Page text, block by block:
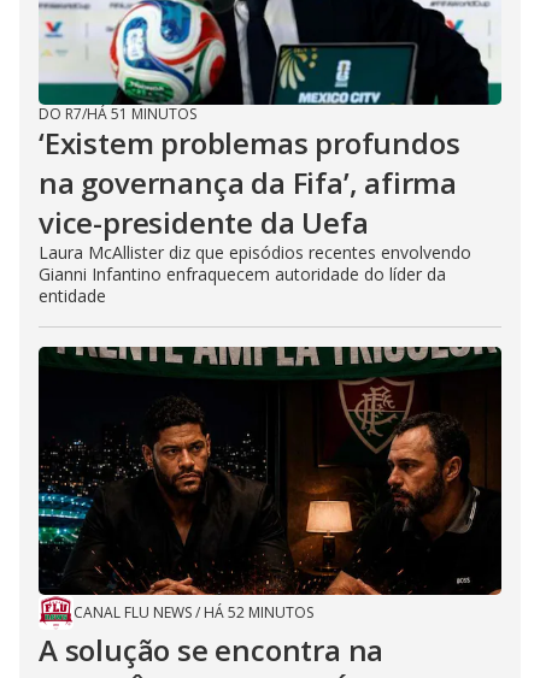
DO R7/HÁ 51 MINUTOS
‘Existem problemas profundos
na governança da Fifa’, afirma
vice-presidente da Uefa
Laura McAllister diz que episódios recentes envolvendo
Gianni Infantino enfraquecem autoridade do líder da
entidade
CANAL FLU NEWS/ HÁ 52 MINUTOS
A solução se encontra na